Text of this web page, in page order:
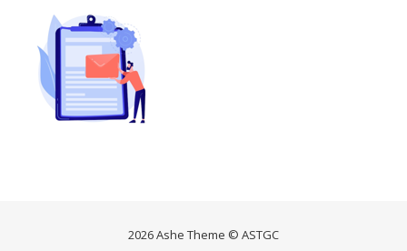
2026 Ashe Theme © ASTGC